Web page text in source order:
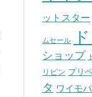
ットスター
ムセール
ショップ
リピン プリ
タ ワイモ